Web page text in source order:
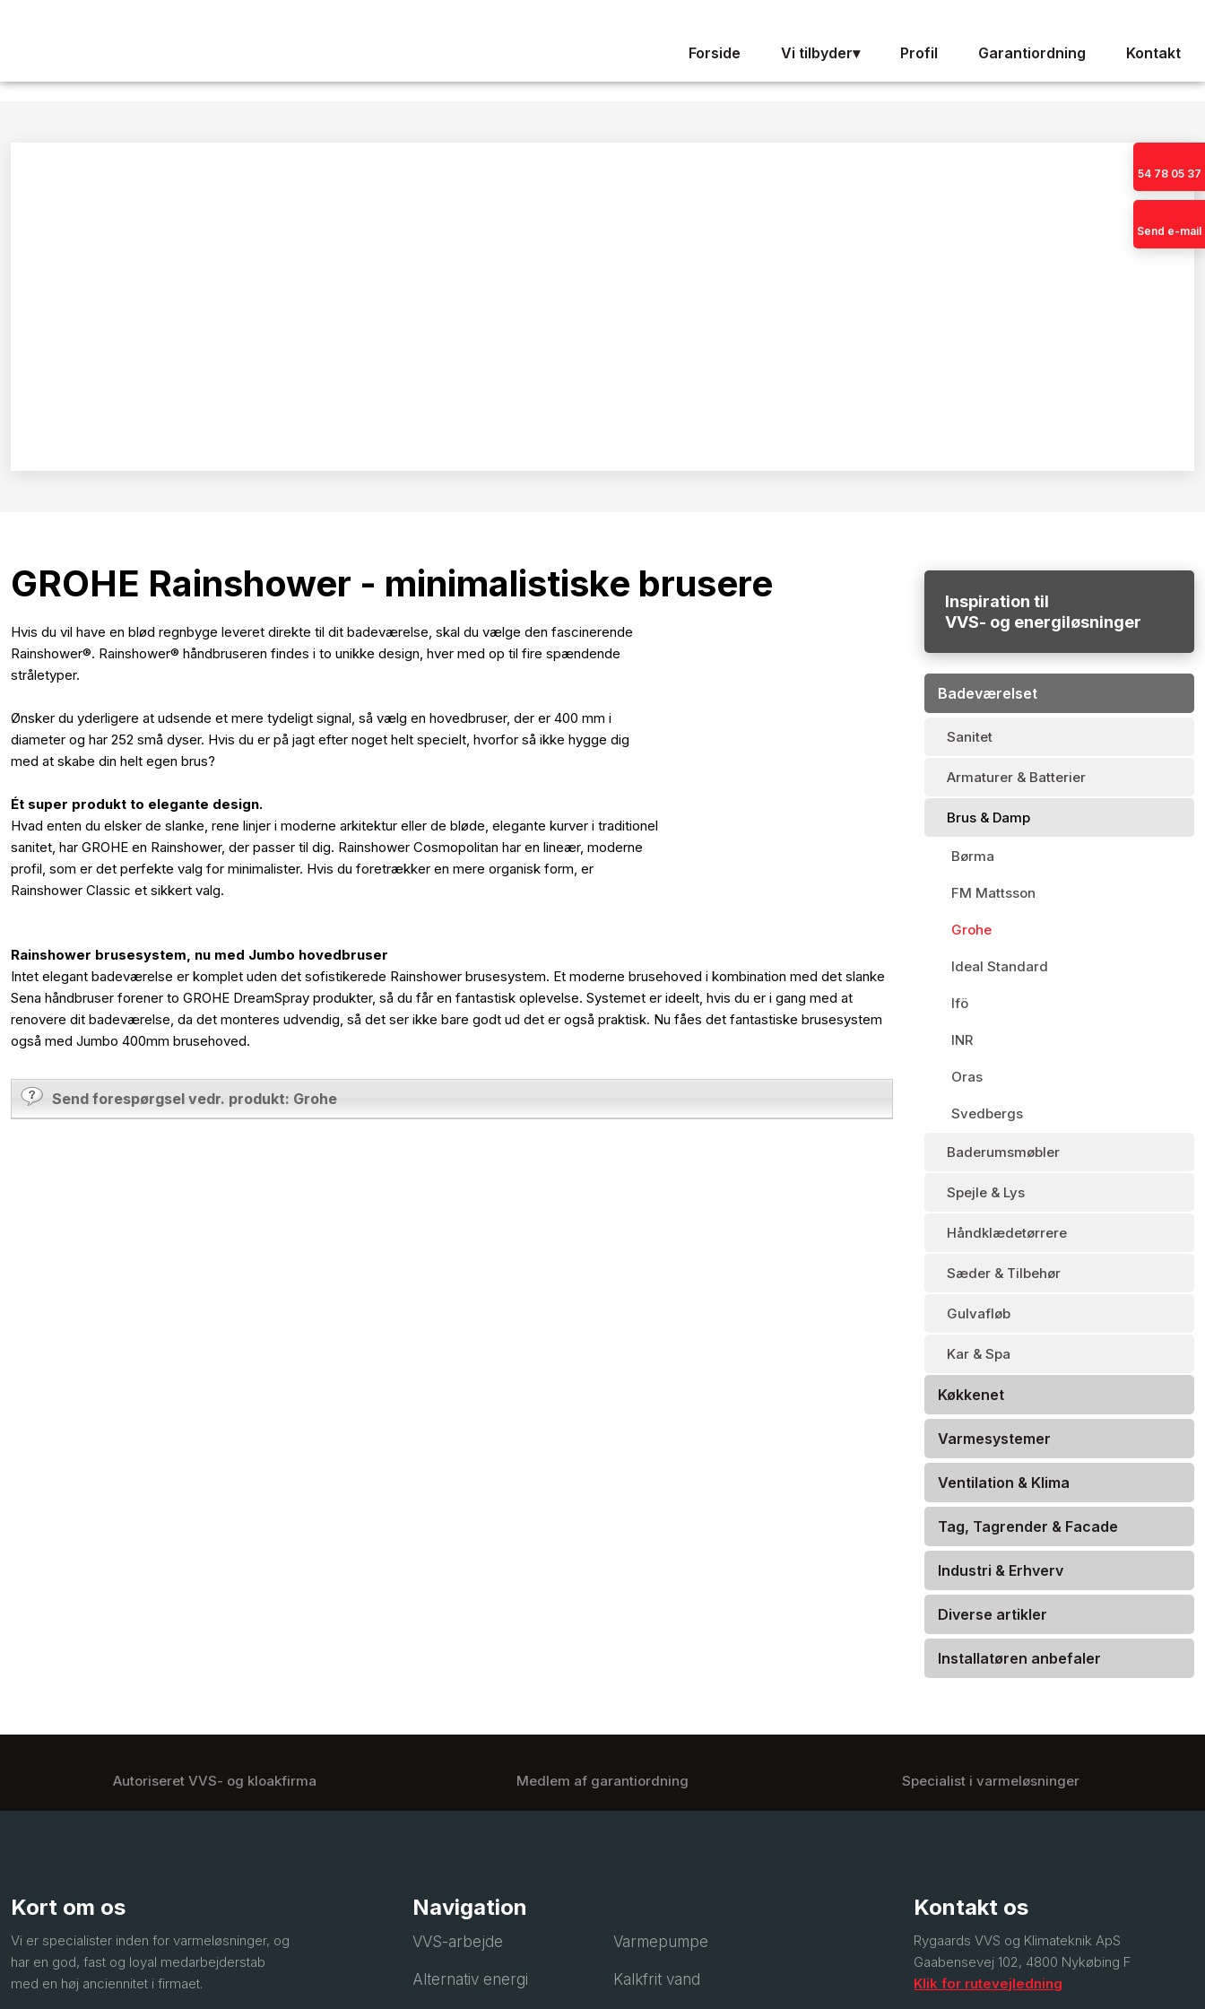
Forside Vi tilbyder▾ Profil Garantiordning Kontakt
54 78 05 37
Send e-mail
GROHE Rainshower - minimalistiske brusere
Hvis du vil have en blød regnbyge leveret direkte til dit badeværelse, skal du vælge den fascinerende
Rainshower®. Rainshower® håndbruseren findes i to unikke design, hver med op til fire spændende
stråletyper.
Ønsker du yderligere at udsende et mere tydeligt signal, så vælg en hovedbruser, der er 400 mm i
diameter og har 252 små dyser. Hvis du er på jagt efter noget helt specielt, hvorfor så ikke hygge dig
med at skabe din helt egen brus?
Ét super produkt to elegante design.
Hvad enten du elsker de slanke, rene linjer i moderne arkitektur eller de bløde, elegante kurver i traditionel
sanitet, har GROHE en Rainshower, der passer til dig. Rainshower Cosmopolitan har en lineær, moderne
profil, som er det perfekte valg for minimalister. Hvis du foretrækker en mere organisk form, er
Rainshower Classic et sikkert valg.
Rainshower brusesystem, nu med Jumbo hovedbruser
Intet elegant badeværelse er komplet uden det sofistikerede Rainshower brusesystem. Et moderne brusehoved i kombination med det slanke
Sena håndbruser forener to GROHE DreamSpray produkter, så du får en fantastisk oplevelse. Systemet er ideelt, hvis du er i gang med at
renovere dit badeværelse, da det monteres udvendig, så det ser ikke bare godt ud det er også praktisk. Nu fåes det fantastiske brusesystem
også med Jumbo 400mm brusehoved.
Send forespørgsel vedr. produkt: Grohe
Inspiration til
​VVS- og energiløsninger
Badeværelset
Sanitet
Armaturer & Batterier
Brus & Damp
Børma
FM Mattsson
Grohe
Ideal Standard
Ifö
INR
Oras
Svedbergs
Baderumsmøbler
Spejle & Lys
Håndklædetørrere
Sæder & Tilbehør
Gulvafløb
Kar & Spa
Køkkenet
Varmesystemer
Ventilation & Klima
Tag, Tagrender & Facade
Industri & Erhverv
Diverse artikler
Installatøren anbefaler
Autoriseret VVS- og kloakfirma Medlem af garantiordning Specialist i varmeløsninger
Kort om os
Vi er specialister inden for varmeløsninger, og
har en god, fast og loyal medarbejderstab
med en høj anciennitet i firmaet.
Navigation
VVS-arbejde
Alternativ energi
Varmepumpe
Kalkfrit vand
Kontakt os
​Rygaards VVS og Klimateknik ApS
Gaabensevej 102, 4800 Nykøbing F
Klik for rutevejledning